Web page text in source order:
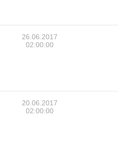
26.06.2017
02:00:00
20.06.2017
02:00:00